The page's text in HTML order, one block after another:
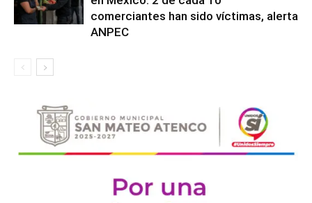
comerciantes han sido víctimas, alerta
ANPEC